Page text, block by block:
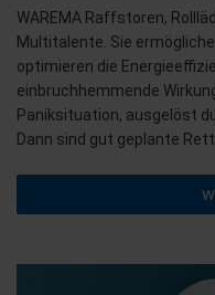
am
WAREMA Raffstoren,
Multitalente. Sie
optimieren die
einbruchhemmende
Paniksituation, ausgelöst
Dann sind gut geplante